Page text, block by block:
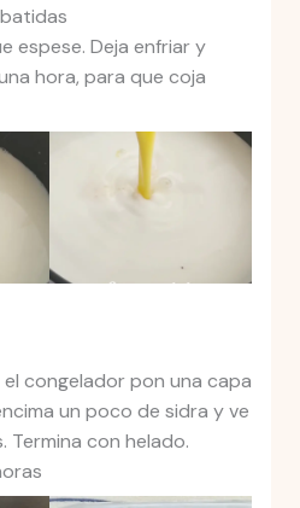
espese. Deja enfriar y
hora, para que coja
congelador pon una capa
un poco de sidra y ve
Termina con helado.